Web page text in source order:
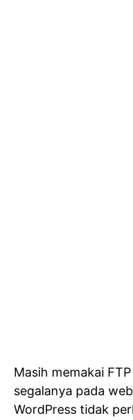
Masih memakai
segalanya pada
WordPress tidak